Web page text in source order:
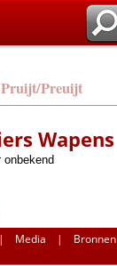
Pruijt/Preuijt
Wapens
onbekend
Media | Bronnen